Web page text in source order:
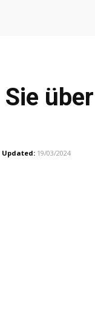
Updated: 19/03/2024